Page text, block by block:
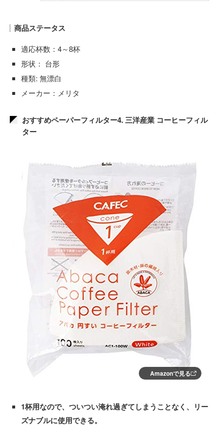
商品ステータス
適応杯数：4～8杯
形状： 台形
種類: 無漂白
メーカー：メリタ
おすすめペーパーフィルター4. 三洋産業 コーヒーフィル
ター
Amazonで見る
1杯用なので、ついつい淹れ過ぎてしまうことなく、リー
ズナブルに使用できる。